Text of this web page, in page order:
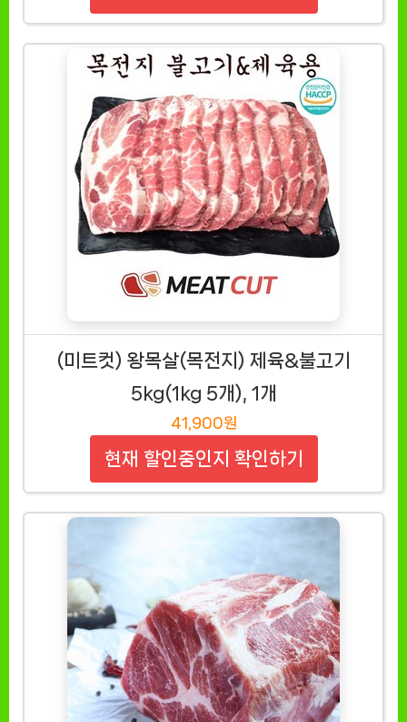
(미트컷) 왕목살(목전지) 제육&불고기
5kg(1kg 5개), 1개
41,900원
현재 할인중인지 확인하기